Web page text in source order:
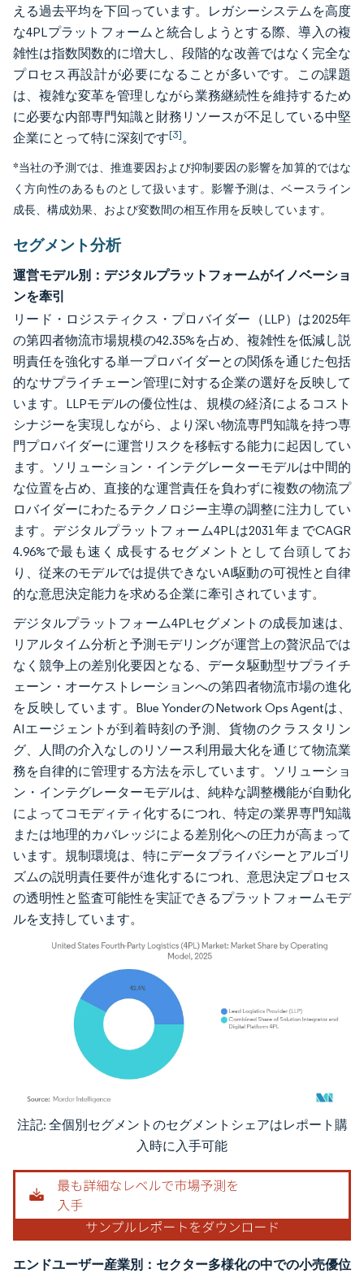
える過去平均を下回っています。レガシーシステムを高度
な4PLプラットフォームと統合しようとする際、導入の複
雑性は指数関数的に増大し、段階的な改善ではなく完全な
プロセス再設計が必要になることが多いです。この課題
は、複雑な変革を管理しながら業務継続性を維持するため
に必要な内部専門知識と財務リソースが不足している中堅
企業にとって特に深刻です[3]。
*当社の予測では、推進要因および抑制要因の影響を加算的ではな
く方向性のあるものとして扱います。影響予測は、ベースライン
成長、構成効果、および変数間の相互作用を反映しています。
セグメント分析
運営モデル別：デジタルプラットフォームがイノベーショ
ンを牽引
リード・ロジスティクス・プロバイダー（LLP）は2025年
の第四者物流市場規模の42.35%を占め、複雑性を低減し説
明責任を強化する単一プロバイダーとの関係を通じた包括
的なサプライチェーン管理に対する企業の選好を反映して
います。LLPモデルの優位性は、規模の経済によるコスト
シナジーを実現しながら、より深い物流専門知識を持つ専
門プロバイダーに運営リスクを移転する能力に起因してい
ます。ソリューション・インテグレーターモデルは中間的
な位置を占め、直接的な運営責任を負わずに複数の物流プ
ロバイダーにわたるテクノロジー主導の調整に注力してい
ます。デジタルプラットフォーム4PLは2031年までCAGR
4.96%で最も速く成長するセグメントとして台頭してお
り、従来のモデルでは提供できないAI駆動の可視性と自律
的な意思決定能力を求める企業に牽引されています。
デジタルプラットフォーム4PLセグメントの成長加速は、
リアルタイム分析と予測モデリングが運営上の贅沢品では
なく競争上の差別化要因となる、データ駆動型サプライチ
ェーン・オーケストレーションへの第四者物流市場の進化
を反映しています。Blue YonderのNetwork Ops Agentは、
AIエージェントが到着時刻の予測、貨物のクラスタリン
グ、人間の介入なしのリソース利用最大化を通じて物流業
務を自律的に管理する方法を示しています。ソリューショ
ン・インテグレーターモデルは、純粋な調整機能が自動化
によってコモディティ化するにつれ、特定の業界専門知識
または地理的カバレッジによる差別化への圧力が高まって
います。規制環境は、特にデータプライバシーとアルゴリ
ズムの説明責任要件が進化するにつれ、意思決定プロセス
の透明性と監査可能性を実証できるプラットフォームモデ
ルを支持しています。
画像 © Mordor Intelligence。再利用にはCC BY 4.0の表示が必要です。
注記: 全個別セグメントのセグメントシェアはレポート購
入時に入手可能
エンドユーザー産業別：セクター多様化の中での小売優位